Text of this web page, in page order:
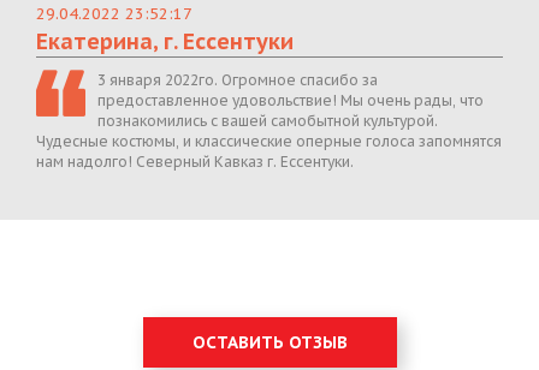
29.04.2022 23:52:17
Екатерина, г. Ессентуки
3 января 2022го. Огромное спасибо за
предоставленное удовольствие! Мы очень рады, что
познакомились с вашей самобытной культурой.
Чудесные костюмы, и классические оперные голоса запомнятся
нам надолго! Северный Кавказ г. Ессентуки.
ОСТАВИТЬ ОТЗЫВ